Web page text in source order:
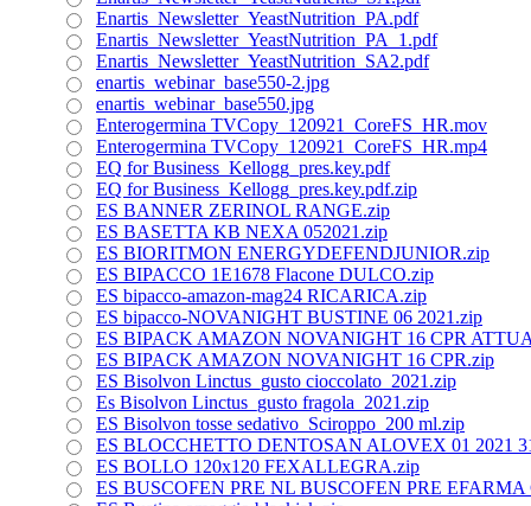
Enartis_Newsletter_YeastNutrition_PA.pdf
Enartis_Newsletter_YeastNutrition_PA_1.pdf
Enartis_Newsletter_YeastNutrition_SA2.pdf
enartis_webinar_base550-2.jpg
enartis_webinar_base550.jpg
Enterogermina TVCopy_120921_CoreFS_HR.mov
Enterogermina TVCopy_120921_CoreFS_HR.mp4
EQ for Business_Kellogg_pres.key.pdf
EQ for Business_Kellogg_pres.key.pdf.zip
ES BANNER ZERINOL RANGE.zip
ES BASETTA KB NEXA 052021.zip
ES BIORITMON ENERGYDEFENDJUNIOR.zip
ES BIPACCO 1E1678 Flacone DULCO.zip
ES bipacco-amazon-mag24 RICARICA.zip
ES bipacco-NOVANIGHT BUSTINE 06 2021.zip
ES BIPACK AMAZON NOVANIGHT 16 CPR
ES BIPACK AMAZON NOVANIGHT 16 CPR.zip
ES Bisolvon Linctus_gusto cioccolato_2021.zip
Es Bisolvon Linctus_gusto fragola_2021.zip
ES Bisolvon tosse sedativo_Sciroppo_200 ml.zip
ES BLOCCHETTO DENTOSAN ALOVEX 01 2021
ES BOLLO 120x120 FEXALLEGRA.zip
ES BUSCOFEN PRE NL BUSCOFEN PRE EFARMA